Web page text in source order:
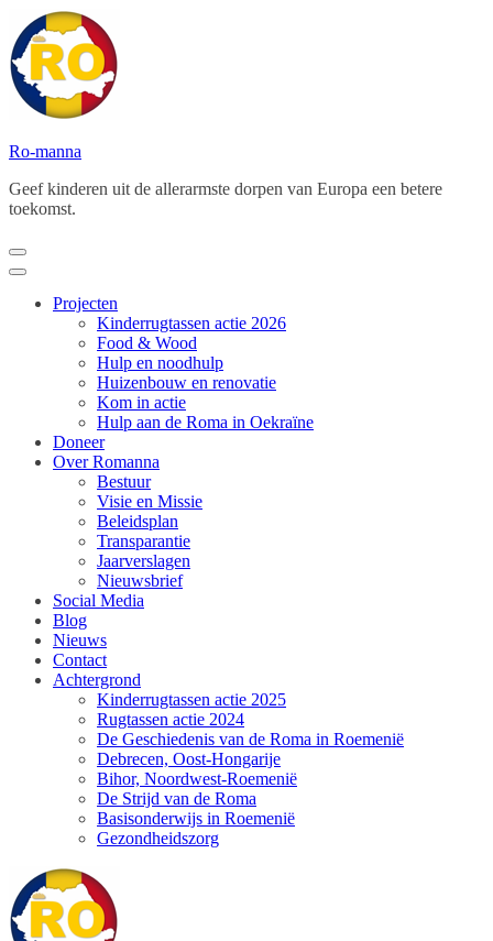
naar
inhoud
(Druk
enter)
Ro-manna
Geef kinderen uit de allerarmste dorpen van Europa een betere
toekomst.
Projecten
Kinderrugtassen actie 2026
Food & Wood
Hulp en noodhulp
Huizenbouw en renovatie
Kom in actie
Hulp aan de Roma in Oekraïne
Doneer
Over Romanna
Bestuur
Visie en Missie
Beleidsplan
Transparantie
Jaarverslagen
Nieuwsbrief
Social Media
Blog
Nieuws
Contact
Achtergrond
Kinderrugtassen actie 2025
Rugtassen actie 2024
De Geschiedenis van de Roma in Roemenië
Debrecen, Oost-Hongarije
Bihor, Noordwest-Roemenië
De Strijd van de Roma
Basisonderwijs in Roemenië
Gezondheidszorg